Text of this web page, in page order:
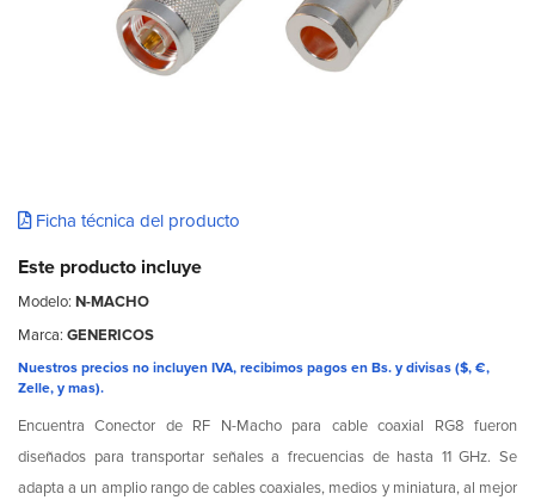
Ficha técnica del producto
Este producto incluye
Modelo: N-MACHO
Marca: GENERICOS
Nuestros precios no incluyen IVA, recibimos pagos en Bs. y divisas ($, €,
Zelle, y mas).
Encuentra Conector de RF N-Macho para cable coaxial RG8 fueron
diseñados para transportar señales a frecuencias de hasta 11 GHz. Se
adapta a un amplio rango de cables coaxiales, medios y miniatura, al mejor